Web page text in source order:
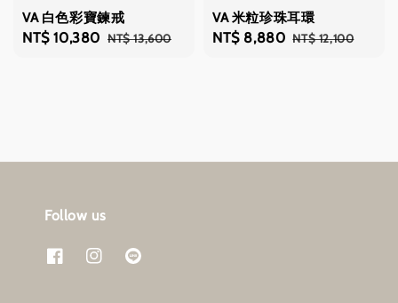
VA 白色彩寶鍊戒
Sale
NT$ 10,380 Regular
NT$ 13,600
VA 米粒珍珠耳環
Sale
NT$ 8,880 Regular
NT$ 12,100
Follow us